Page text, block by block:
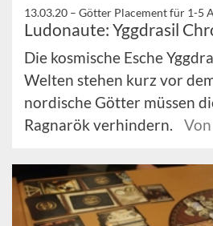
13.03.20 – Götter Placement für 1-5
Ludonaute: Yggdrasil
Die kosmische Esche
Welten stehen kurz vor
nordische Götter müssen
Ragnarök verhindern.